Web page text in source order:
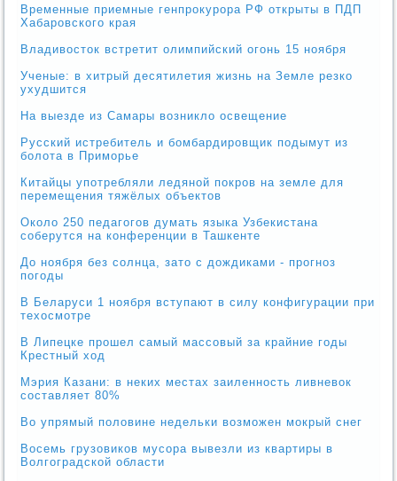
Временные приемные генпрокурора РФ открыты в ПДП
Хабаровского края
Владивосток встретит олимпийский огонь 15 ноября
Ученые: в хитрый десятилетия жизнь на Земле резко
ухудшится
На выезде из Самары возникло освещение
Русский истребитель и бомбардировщик подымут из
болота в Приморье
Китайцы употребляли ледяной покров на земле для
перемещения тяжёлых объектов
Около 250 педагогов думать языка Узбекистана
соберутся на конференции в Ташкенте
До ноября без солнца, зато с дождиками - прогноз
погоды
В Беларуси 1 ноября вступают в силу конфигурации при
техосмотре
В Липецке прошел самый массовый за крайние годы
Крестный ход
Мэрия Казани: в неких местах заиленность ливневок
составляет 80%
Во упрямый половине недельки возможен мокрый снег
Восемь грузовиков мусора вывезли из квартиры в
Волгоградской области